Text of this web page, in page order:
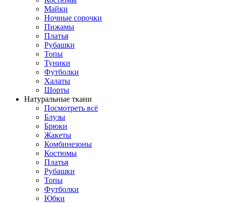
Майки
Ночные сорочки
Пижамы
Платья
Рубашки
Топы
Туники
Футболки
Халаты
Шорты
Натуральные ткани
Посмотреть всё
Блузы
Брюки
Жакеты
Комбинезоны
Костюмы
Платья
Рубашки
Топы
Футболки
Юбки